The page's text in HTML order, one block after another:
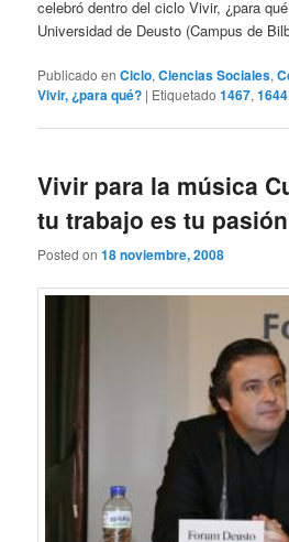
celebró dentro del ciclo Vivir, ¿para
Universidad de Deusto (Campus de
Publicado en Ciclo,Ciencias Sociales,
Vivir, ¿para qué? | Etiquetado 1467,1644
Vivir para la música
tu trabajo es tu pasión
Posted on18 noviembre, 2008